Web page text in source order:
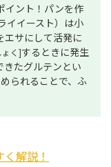
イント！パンを作
イイースト）は小
エサにして活発に
く]するときに発生
きたグルテンとい
められることで、ふ
解説！